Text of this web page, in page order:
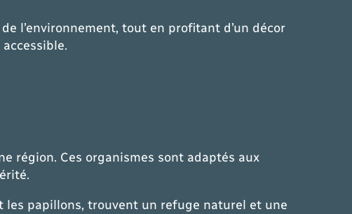
l’environnement, tout en profitant d’un décor
région. Ces organismes sont adaptés aux
les papillons, trouvent un refuge naturel et une